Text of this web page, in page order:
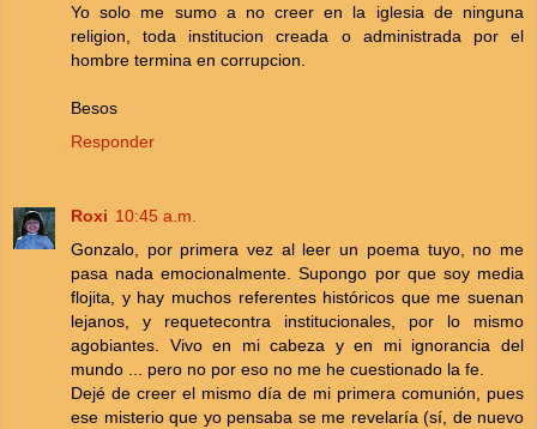
Yo solo me sumo a no creer en la iglesia de ninguna
religion, toda institucion creada o administrada por el
hombre termina en corrupcion.
Besos
Responder
Roxi 10:45 a.m.
Gonzalo, por primera vez al leer un poema tuyo, no me
pasa nada emocionalmente. Supongo por que soy media
flojita, y hay muchos referentes históricos que me suenan
lejanos, y requetecontra institucionales, por lo mismo
agobiantes. Vivo en mi cabeza y en mi ignorancia del
mundo ... pero no por eso no me he cuestionado la fe.
Dejé de creer el mismo día de mi primera comunión, pues
ese misterio que yo pensaba se me revelaría (sí, de nuevo